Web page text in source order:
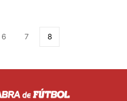
6 7 8